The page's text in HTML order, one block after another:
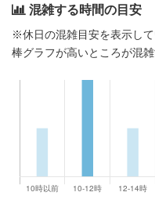
混雑する時間の目安
※休日の混雑目安を表示して
棒グラフが高いところが混